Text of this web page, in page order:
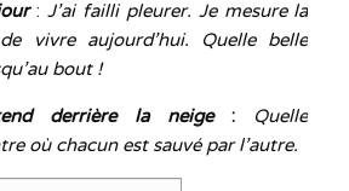
: J’ai failli pleurer. Je mesure la
vivre aujourd’hui. Quelle belle
bout !
derrière la neige:
Quelle
où chacun est sauvé par l’autre.